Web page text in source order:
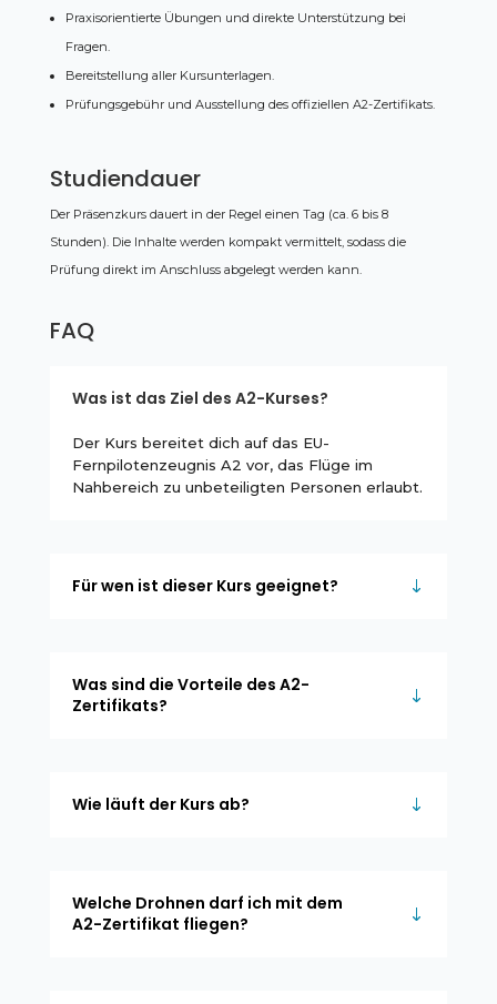
Praxisorientierte Übungen und direkte Unterstützung bei
Fragen.
Bereitstellung aller Kursunterlagen.
Prüfungsgebühr und Ausstellung des offiziellen A2-Zertifikats.
Studiendauer
Der Präsenzkurs dauert in der Regel einen Tag (ca. 6 bis 8
Stunden). Die Inhalte werden kompakt vermittelt, sodass die
Prüfung direkt im Anschluss abgelegt werden kann.
FAQ
Was ist das Ziel des A2-Kurses?
Der Kurs bereitet dich auf das EU-
Fernpilotenzeugnis A2 vor, das Flüge im
Nahbereich zu unbeteiligten Personen erlaubt.
Für wen ist dieser Kurs geeignet?
Was sind die Vorteile des A2-
Zertifikats?
Wie läuft der Kurs ab?
Welche Drohnen darf ich mit dem
A2-Zertifikat fliegen?